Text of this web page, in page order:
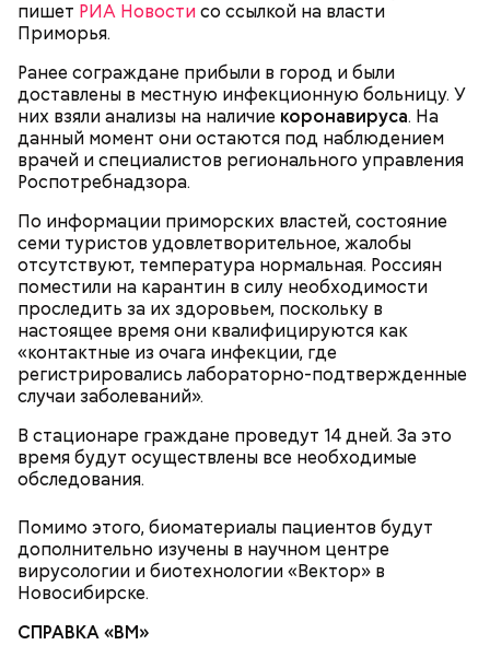
пишет РИА Новостисо ссылкой на власти
Приморья.
Ранее сограждане прибыли в город и были
доставлены в местную инфекционную больницу. У
них взяли анализы на наличие коронавируса. На
данный момент они остаются под наблюдением
врачей и специалистов регионального управления
Роспотребнадзора.
По информации приморских властей, состояние
семи туристов удовлетворительное, жалобы
отсутствуют, температура нормальная. Россиян
поместили на карантин в силу необходимости
проследить за их здоровьем, поскольку в
настоящее время они квалифицируются как
«контактные из очага инфекции, где
регистрировались лабораторно-подтвержденные
случаи заболеваний».
В стационаре граждане проведут 14 дней. За это
время будут осуществлены все необходимые
обследования.
Помимо этого, биоматериалы пациентов будут
дополнительно изучены в научном центре
вирусологии и биотехнологии «Вектор» в
Новосибирске.
СПРАВКА «ВМ»
На Руси святителя Николая издавна считали
покровителем моряков, купцов и детей. Ему
молились и земледельцы — о хорошей погоде, о
добром урожае. Была поговорка: «Кто Николая
любит, кто Николаю служит, тому святой Николай
во всякий час помогает».
Святой Николай Чудотворец считается
покровителем путешествующих, а также
оберегает детей и подростков. Многие мамы
провожают своих чад на прогулку, прося святого
Николая присмотреть за ними, сберечь от разных
уличных происшествий. Кроме того, святому
Николаю молятся о вразумлении своих детей,
попавших в плохую компанию, и хуже того —
пристрастившихся к наркотикам. Молятся
святителю Николаю о благополучном замужестве
дочерей.
или летний. Этот день установлен в память об
обретении его мощей.
500 г помидоров;
150 г шпината;
50 г лиственного салата;
зелень петрушки, укропа;
1/2 стакана растительного масла;
100 г муки;
уксус по вкусу;
кружочками или дольками, предварительно удалив
сердцевину. Нарезанные кабачки обвалять в муке и
обжарить в масле (половина нормы). Зеленый лук
нашинковать, слегка спас-серовать в оставшемся
масле и добавить к нему нашинкованные листья
шпината, салата, зелень петрушки, помидоры,
нарезанные небольшими дольками, и все тушить 10
минут. Листья шпината или салата можно заменить
ботвой свеклы. Полученный соус заправить солью,
уксусом, сахаром. Подать кабачки в холодном
виде, посыпать их рубленым укропом.
рецептов закруток на зиму